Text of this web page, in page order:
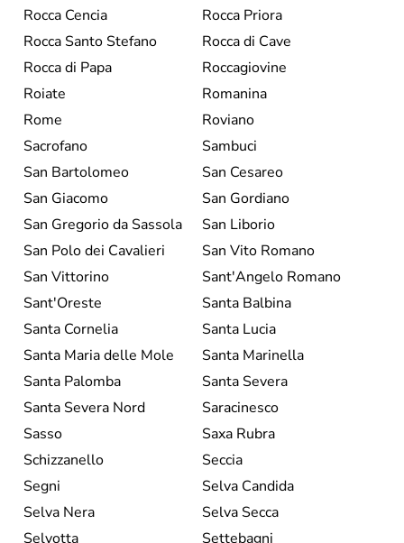
Rocca Cencia
Rocca Priora
Rocca Santo Stefano
Rocca di Cave
Rocca di Papa
Roccagiovine
Roiate
Romanina
Rome
Roviano
Sacrofano
Sambuci
San Bartolomeo
San Cesareo
San Giacomo
San Gordiano
San Gregorio da Sassola
San Liborio
San Polo dei Cavalieri
San Vito Romano
San Vittorino
Sant'Angelo Romano
Sant'Oreste
Santa Balbina
Santa Cornelia
Santa Lucia
Santa Maria delle Mole
Santa Marinella
Santa Palomba
Santa Severa
Santa Severa Nord
Saracinesco
Sasso
Saxa Rubra
Schizzanello
Seccia
Segni
Selva Candida
Selva Nera
Selva Secca
Selvotta
Settebagni